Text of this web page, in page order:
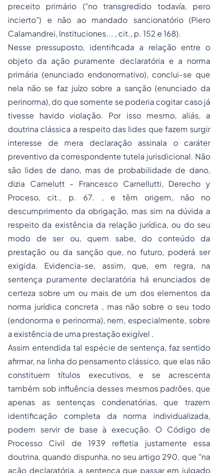
preceito primário ("no transgredido todavía, pero
incierto") e não ao mandado sancionatório (Piero
Calamandrei, Instituciones... , cit., p. 152 e 168).
Nesse pressuposto, identificada a relação entre o
objeto da ação puramente declaratória e a norma
primária (enunciado endonormativo), conclui-se que
nela não se faz juízo sobre a sanção (enunciado da
perinorma), do que somente se poderia cogitar caso já
tivesse havido violação. Por isso mesmo, aliás, a
doutrina clássica a respeito das lides que fazem surgir
interesse de mera declaração assinala o caráter
preventivo da correspondente tutela jurisdicional. Não
são lides de dano, mas de probabilidade de dano,
dizia Carnelutt - Francesco Carnellutti, Derecho y
Proceso, cit., p. 67. , e têm origem, não no
descumprimento da obrigação, mas sim na dúvida a
respeito da existência da relação jurídica, ou do seu
modo de ser ou, quem sabe, do conteúdo da
prestação ou da sanção que, no futuro, poderá ser
exigida. Evidencia-se, assim, que, em regra, na
sentença puramente declaratória há enunciados de
certeza sobre um ou mais de um dos elementos da
norma jurídica concreta , mas não sobre o seu todo
(endonorma e perinorma), nem, especialmente, sobre
a existência de uma prestaçãoexigível .
Assim entendida tal espécie de sentença, faz sentido
afirmar, na linha do pensamento clássico, que elas não
constituem títulos executivos, e se acrescenta
também sob influência desses mesmos padrões, que
apenas as sentenças condenatórias, que trazem
identificação completa da norma individualizada,
podem servir de base à execução. O Código de
Processo Civil de 1939 refletia justamente essa
doutrina, quando dispunha, no seu artigo 290, que "na
ação declaratória, a sentença que passar em julgado